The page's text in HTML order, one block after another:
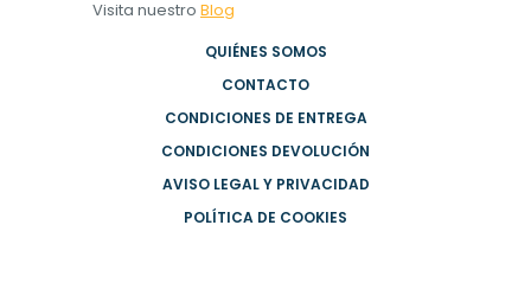
Visita nuestro Blog
QUIÉNES SOMOS
CONTACTO
CONDICIONES DE ENTREGA
CONDICIONES DEVOLUCIÓN
AVISO LEGAL Y PRIVACIDAD
POLÍTICA DE COOKIES